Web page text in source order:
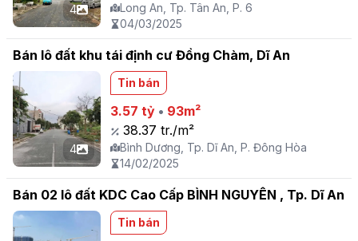
4
Long An, Tp. Tân An, P. 6
04/03/2025
Bán lô đất khu tái định cư Đồng Chàm, Dĩ An
4
Tin bán
3.57 tỷ • 93m²
38.37 tr./m²
Bình Dương, Tp. Dĩ An, P. Đông Hòa
14/02/2025
Bán 02 lô đất KDC Cao Cấp BÌNH NGUYÊN , Tp. Dĩ An
Tin bán